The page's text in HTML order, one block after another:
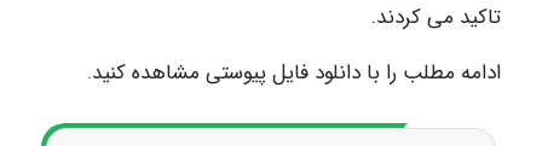
تاکید می کردند.
ادامه مطلب را با دانلود فایل پیوستی مشاهده کنید.